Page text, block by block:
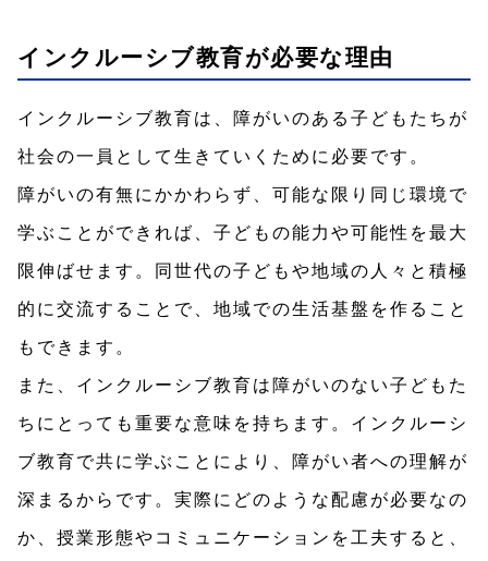
インクルーシブ教育が必要な理由
インクルーシブ教育は、障がいのある子どもたちが
社会の一員として生きていくために必要です。
障がいの有無にかかわらず、可能な限り同じ環境で
学ぶことができれば、子どもの能力や可能性を最大
限伸ばせます。同世代の子どもや地域の人々と積極
的に交流することで、地域での生活基盤を作ること
もできます。
また、インクルーシブ教育は障がいのない子どもた
ちにとっても重要な意味を持ちます。インクルーシ
ブ教育で共に学ぶことにより、障がい者への理解が
深まるからです。実際にどのような配慮が必要なの
か、授業形態やコミュニケーションを工夫すると、